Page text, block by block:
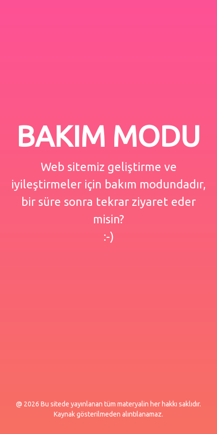
BAKIM MODU
Web sitemiz geliştirme ve
iyileştirmeler için bakım modundadır,
bir süre sonra tekrar ziyaret eder
misin?
:-)
@ 2026 Bu sitede yayınlanan tüm materyalin her hakkı saklıdır.
Kaynak gösterilmeden alıntılanamaz.